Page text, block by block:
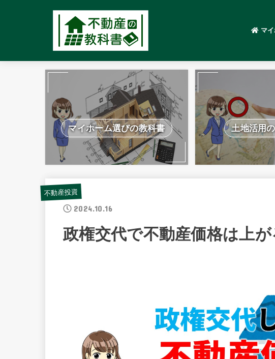
マイ
マイホーム選びの教科書 土地活用
不動産投資
2024.10.16
政権交代で不動産価格は上が